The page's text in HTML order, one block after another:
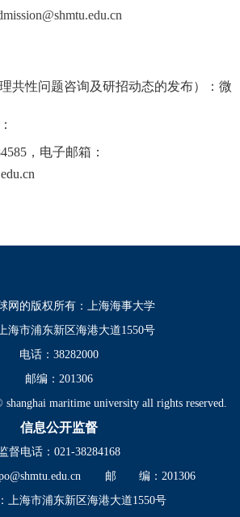
共性问题咨询及研招动态的发布）：微
，电子邮箱：
网的版权所有：上海海事大学
海市浦东新区海港大道1550号
电话：38282000
邮编：201306
maritime university all rights reserved.
信息公开监督
督电话：021-38284168
邮 编：201306
海市浦东新区海港大道1550号